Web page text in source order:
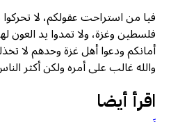
فيا من استراحت عقولكم، لا
فلسطين وغزة، ولا تمدوا يد العون
أمانكم ودعوا أهل غزة وحدهم لا
والله غالب على أمره ولكن أكثر
اقرأ أيضا